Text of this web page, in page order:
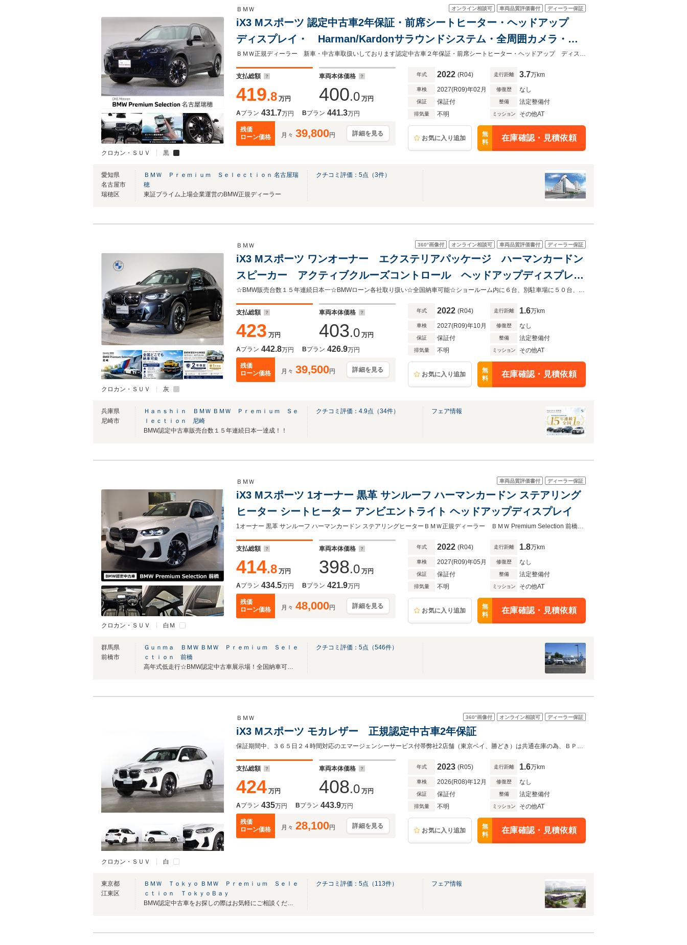
クロカン・ＳＵＶ 黒
オンライン相談可 車両品質評価書付 ディーラー保証
ＢＭＷ
iX3 Mスポーツ 認定中古車2年保証・前席シートヒーター・ヘッドアップ
ディスプレイ・ Harman/Kardonサラウンドシステム・全周囲カメラ・パ
ノラマサンルーフ・Bluetooth接続・レザーシート
ＢＭＷ正規ディーラー 新車・中古車取扱いしております認定中古車２年保証・前席シートヒーター・ヘッドアップ ディスプレイ
支払総額
419.8 万円
車両本体価格
400.0 万円
Aプラン 431.7万円 Bプラン 441.3万円
残価
ローン価格
月々 39,800円 詳細を見る
年式 2022 (R04) 走行距離 3.7万km
車検 2027(R09)年02月 修復歴 なし
保証 保証付 整備 法定整備付
排気量 不明 ミッション その他AT
お気に入り追加
無
料
在庫確認・見積依頼
愛知県
名古屋市
瑞穂区
ＢＭＷ Ｐｒｅｍｉｕｍ Ｓｅｌｅｃｔｉｏｎ 名古屋瑞
穂
東証プライム上場企業運営のBMW正規ディーラー
クチコミ評価： 5点（3件）
クロカン・ＳＵＶ 灰
360°画像付 オンライン相談可 車両品質評価書付 ディーラー保証
ＢＭＷ
iX3 Mスポーツ ワンオーナー エクステリアパッケージ ハーマンカードン
スピーカー アクティブクルーズコントロール ヘッドアップディスプレ
イ 電動リアゲート パノラマサンルーフ シートヒーター ワイヤレス充
電
☆BMW販売台数１５年連続日本一☆BMWローン各社取り扱い☆全国納車可能☆ショールーム内に６台、別駐車場に５０台、屋上駐車場に１５台展示可能な店舗となっております。
支払総額
423 万円
車両本体価格
403.0 万円
Aプラン 442.8万円 Bプラン 426.9万円
残価
ローン価格
月々 39,500円 詳細を見る
年式 2022 (R04) 走行距離 1.6万km
車検 2027(R09)年10月 修復歴 なし
保証 保証付 整備 法定整備付
排気量 不明 ミッション その他AT
お気に入り追加
無
料
在庫確認・見積依頼
兵庫県
尼崎市
Ｈａｎｓｈｉｎ ＢＭＷ ＢＭＷ Ｐｒｅｍｉｕｍ Ｓｅ
ｌｅｃｔｉｏｎ 尼崎
BMW認定中古車販売台数１５年連続日本一達成！！
クチコミ評価： 4.9点（34件） フェア情報
クロカン・ＳＵＶ 白Ｍ
車両品質評価書付 ディーラー保証
ＢＭＷ
iX3 Mスポーツ 1オーナー 黒革 サンルーフ ハーマンカードン ステアリング
ヒーター シートヒーター アンビエントライト ヘッドアップディスプレイ
1オーナー 黒革 サンルーフ ハーマンカードン ステアリングヒーターＢＭＷ正規ディーラー ＢＭＷ Premium Selection 前橋 ２年間走行距離無制限保証 全国納車可能
支払総額
414.8 万円
車両本体価格
398.0 万円
Aプラン 434.5万円 Bプラン 421.9万円
残価
ローン価格
月々 48,000円 詳細を見る
年式 2022 (R04) 走行距離 1.8万km
車検 2027(R09)年05月 修復歴 なし
保証 保証付 整備 法定整備付
排気量 不明 ミッション その他AT
お気に入り追加
無
料
在庫確認・見積依頼
群馬県
前橋市
Ｇｕｎｍａ ＢＭＷ ＢＭＷ Ｐｒｅｍｉｕｍ Ｓｅｌｅ
ｃｔｉｏｎ 前橋
高年式低走行☆BMW認定中古車展示場！全国納車可能です！お気軽にご来店ください！
クチコミ評価： 5点（546件）
クロカン・ＳＵＶ 白
360°画像付 オンライン相談可 ディーラー保証
ＢＭＷ
iX3 Mスポーツ モカレザー 正規認定中古車2年保証
保証期間中、３６５日２４時間対応のエマージェンシーサービス付帯弊社2店舗（東京ベイ、勝どき）は共通在庫の為、ＢＰＳ東京ベイにてご覧いただくことが可能です！
支払総額
424 万円
車両本体価格
408.0 万円
Aプラン 435万円 Bプラン 443.9万円
残価
ローン価格
月々 28,100円 詳細を見る
年式 2023 (R05) 走行距離 1.6万km
車検 2026(R08)年12月 修復歴 なし
保証 保証付 整備 法定整備付
排気量 不明 ミッション その他AT
お気に入り追加
無
料
在庫確認・見積依頼
東京都
江東区
ＢＭＷ Ｔｏｋｙｏ ＢＭＷ Ｐｒｅｍｉｕｍ Ｓｅｌｅ
ｃｔｉｏｎ ＴｏｋｙｏＢａｙ
BMW認定中古車をお探しの際はお気軽にご相談ください。
クチコミ評価： 5点（ 113件） フェア情報